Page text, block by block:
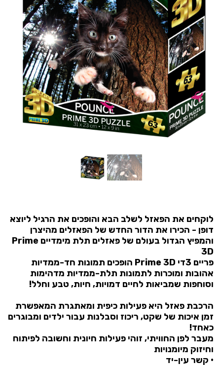
לוקחים את הפאזל לשלב הבא והופכים את הרגיל ליוצא
דופן - הכירו את הדור החדש של הפאזלים מהיצרן
והמפיץ הגדול בעולם של פאזלים תלת מימדיים Prime
3D
פריים 3די Prime 3D הופכים תמונות חד-ממדיות
אהובות ומוכרות לתמונות תלת-ממדיות מדהימות
וסוחפות שמביאות לחיים דמויות, חיות, טבע וחלל!
הרכבת פאזל היא פעילות כיפית ומאתגרת המאפשרת
זמן איכות של שקט, ריכוז וסבלנות עבור ילדים ומבוגרים
כאחד!
מעבר לפן החוויתי, זוהי פעילות חיונית וחשובה לפיתוח
וחיזוק מיומנויות
• קשר עין-יד